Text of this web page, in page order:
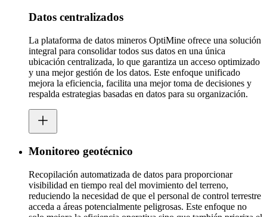
Datos centralizados
La plataforma de datos mineros OptiMine ofrece una solución
integral para consolidar todos sus datos en una única
ubicación centralizada, lo que garantiza un acceso optimizado
y una mejor gestión de los datos. Este enfoque unificado
mejora la eficiencia, facilita una mejor toma de decisiones y
respalda estrategias basadas en datos para su organización.
Monitoreo geotécnico
Recopilación automatizada de datos para proporcionar
visibilidad en tiempo real del movimiento del terreno,
reduciendo la necesidad de que el personal de control terrestre
acceda a áreas potencialmente peligrosas. Este enfoque no